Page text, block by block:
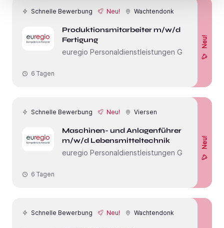
Schnelle Bewerbung Neu! Wachtendonk
Produktionsmitarbeiter m/w/d
Fertigung
euregio Personaldienstleistungen GmbH
Neu!
6 Tagen
Schnelle Bewerbung Neu! Viersen
Maschinen- und Anlagenführer
m/w/d Lebensmitteltechnik
euregio Personaldienstleistungen GmbH
Neu!
6 Tagen
Schnelle Bewerbung Neu! Wachtendonk